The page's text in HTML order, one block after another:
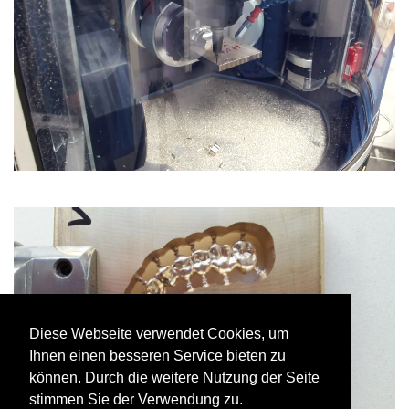
Diese Webseite verwendet Cookies, um
Ihnen einen besseren Service bieten zu
können. Durch die weitere Nutzung der Seite
stimmen Sie der Verwendung zu.
Diese Webseite verwendet Cookies, um
Ihnen einen besseren Service bieten zu
können. Durch die weitere Nutzung der Seite
stimmen Sie der Verwendung zu.